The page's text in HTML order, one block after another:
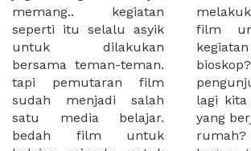
memang.. kegiatan
seperti itu selalu asyik
untuk dilakukan
bersama teman-teman.
tapi pemutaran film
sudah menjadi salah
satu media belajar.
bedah film untuk
melakukan pemutaran
film untuk kegiatan-
kegiatan tersebut? di
bioskop? terlalu banyak
pengunjung lain, belum
lagi kita mendapat seat
yang berjauhan. fatau di
rumah? ok... pilihan